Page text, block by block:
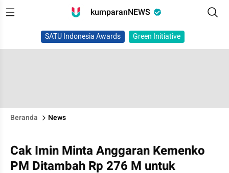
kumparanNEWS
SATU Indonesia Awards Green Initiative
Beranda News
Cak Imin Minta Anggaran Kemenko
PM Ditambah Rp 276 M untuk